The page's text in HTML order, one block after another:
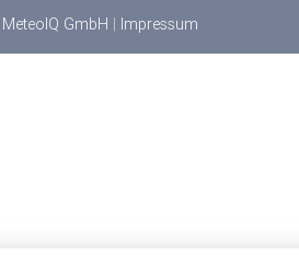
MeteoIQ GmbH | Impressum